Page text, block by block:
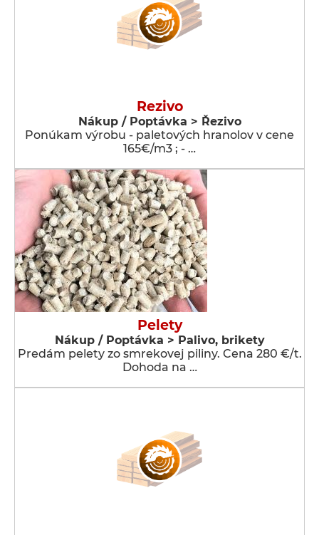
Rezivo
Nákup / Poptávka > Řezivo
Ponúkam výrobu - paletových hranolov v cene
165€/m3 ; - …
Pelety
Nákup / Poptávka > Palivo, brikety
Predám pelety zo smrekovej piliny. Cena 280 €/t.
Dohoda na …